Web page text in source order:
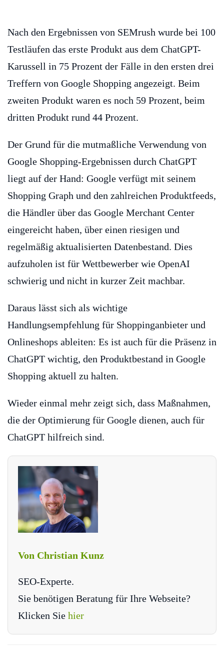
Nach den Ergebnissen von SEMrush wurde bei 100
Testläufen das erste Produkt aus dem ChatGPT-
Karussell in 75 Prozent der Fälle in den ersten drei
Treffern von Google Shopping angezeigt. Beim
zweiten Produkt waren es noch 59 Prozent, beim
dritten Produkt rund 44 Prozent.
Der Grund für die mutmaßliche Verwendung von
Google Shopping-Ergebnissen durch ChatGPT
liegt auf der Hand: Google verfügt mit seinem
Shopping Graph und den zahlreichen Produktfeeds,
die Händler über das Google Merchant Center
eingereicht haben, über einen riesigen und
regelmäßig aktualisierten Datenbestand. Dies
aufzuholen ist für Wettbewerber wie OpenAI
schwierig und nicht in kurzer Zeit machbar.
Daraus lässt sich als wichtige
Handlungsempfehlung für Shoppinganbieter und
Onlineshops ableiten: Es ist auch für die Präsenz in
ChatGPT wichtig, den Produktbestand in Google
Shopping aktuell zu halten.
Wieder einmal mehr zeigt sich, dass Maßnahmen,
die der Optimierung für Google dienen, auch für
ChatGPT hilfreich sind.
Von Christian Kunz
SEO-Experte.
Sie benötigen Beratung für Ihre Webseite?
Klicken Sie hier